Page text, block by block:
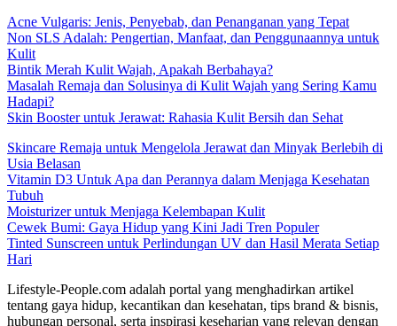
Acne Vulgaris: Jenis, Penyebab, dan Penanganan yang Tepat
Non SLS Adalah: Pengertian, Manfaat, dan Penggunaannya untuk
Kulit
Bintik Merah Kulit Wajah, Apakah Berbahaya?
Masalah Remaja dan Solusinya di Kulit Wajah yang Sering Kamu
Hadapi?
Skin Booster untuk Jerawat: Rahasia Kulit Bersih dan Sehat
Skincare Remaja untuk Mengelola Jerawat dan Minyak Berlebih di
Usia Belasan
Vitamin D3 Untuk Apa dan Perannya dalam Menjaga Kesehatan
Tubuh
Moisturizer untuk Menjaga Kelembapan Kulit
Cewek Bumi: Gaya Hidup yang Kini Jadi Tren Populer
Tinted Sunscreen untuk Perlindungan UV dan Hasil Merata Setiap
Hari
Lifestyle-People.com adalah portal yang menghadirkan artikel
tentang gaya hidup, kecantikan dan kesehatan, tips brand & bisnis,
hubungan personal, serta inspirasi keseharian yang relevan dengan